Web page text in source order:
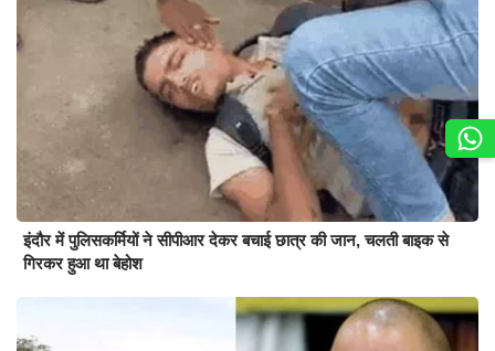
इंदौर में पुलिसकर्मियों ने सीपीआर देकर बचाई छात्र की जान, चलती बाइक से
गिरकर हुआ था बेहोश